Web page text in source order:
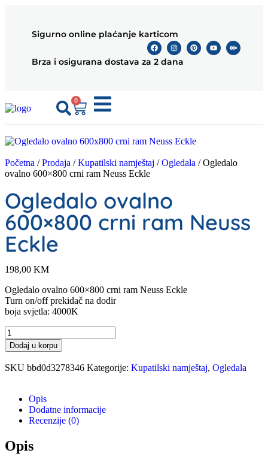
Sigurno online plaćanje karticom
Brza i osigurana dostava za 2 dana
0
Početna /Prodaja /Kupatilski namještaj /Ogledala / Ogledalo
ovalno 600×800 crni ram Neuss Eckle
Ogledalo ovalno
600×800 crni ram Neuss
Eckle
198,00 KM
Ogledalo ovalno 600×800 crni ram Neuss Eckle
Turn on/off prekidač na dodir
boja svjetla: 4000K
Dodaj u korpu
SKU bbd0d3278346 Kategorije: Kupatilski namještaj, Ogledala
Opis
Dodatne informacije
Recenzije (0)
Opis